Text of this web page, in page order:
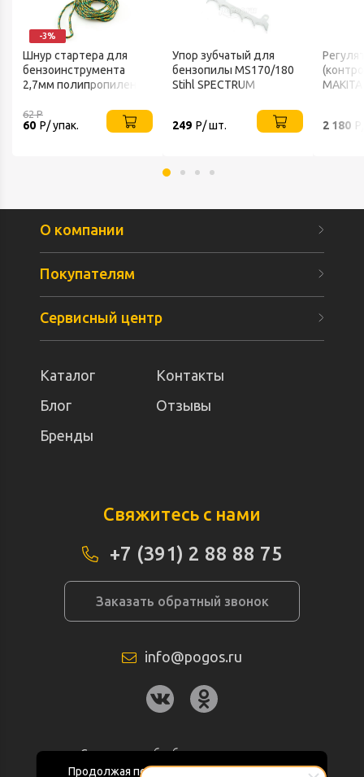
-3%
Шнур стартера для
бензоинструмента
2,7мм полипропилен
62Р
60 Р/ упак.
Упор зубчатый для
бензопилы MS170/180
Stihl SPECTRUM
249 Р/ шт.
MAKITA
2 180
Продолжая пользоваться данным сайтом
О компании
Покупателям
Сервисный центр
Каталог
Контакты
Блог
Отзывы
Бренды
Свяжитесь с нами
+7 (391) 2 88 88 75
Заказать обратный звонок
info@pogos.ru
Согласие на обработку персональных
данных